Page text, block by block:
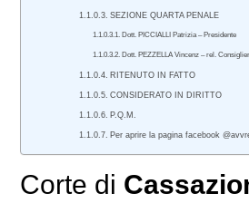
SEZIONE QUARTA PENALE
Dott. PICCIALLI Patrizia – Presidente
Dott. PEZZELLA Vincenz – rel.
RITENUTO IN FATTO
CONSIDERATO IN DIRITTO
P.Q.M.
Per aprire la pagina facebook
Corte di